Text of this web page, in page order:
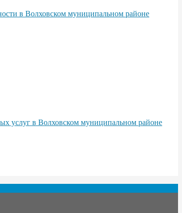
в Волховском муниципальном районе
услуг в Волховском муниципальном районе